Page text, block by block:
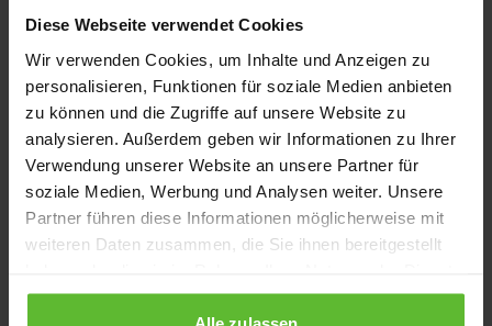
Diese Webseite verwendet Cookies
Wir verwenden Cookies, um Inhalte und Anzeigen zu
personalisieren, Funktionen für soziale Medien anbieten
zu können und die Zugriffe auf unsere Website zu
analysieren. Außerdem geben wir Informationen zu Ihrer
Verwendung unserer Website an unsere Partner für
soziale Medien, Werbung und Analysen weiter. Unsere
Partner führen diese Informationen möglicherweise mit
weiteren Daten zusammen, die Sie ihnen bereitgestellt
gesammelt haben.
Application error: a client-side exception has occurred
loading www.kurzwego.de (see the browser console for more
information).